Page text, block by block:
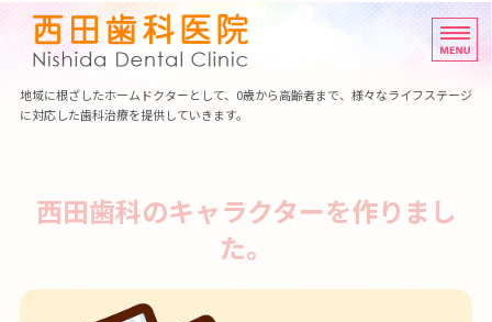
熊本市北区清水新地の歯医
地域に根ざしたホームドクターとして、0歳から高齢者まで、様々なライフステージ
に対応した歯科治療を提供していきます。
受診される方へ
医院紹介
西田歯科のキャラクターを作りまし
た。